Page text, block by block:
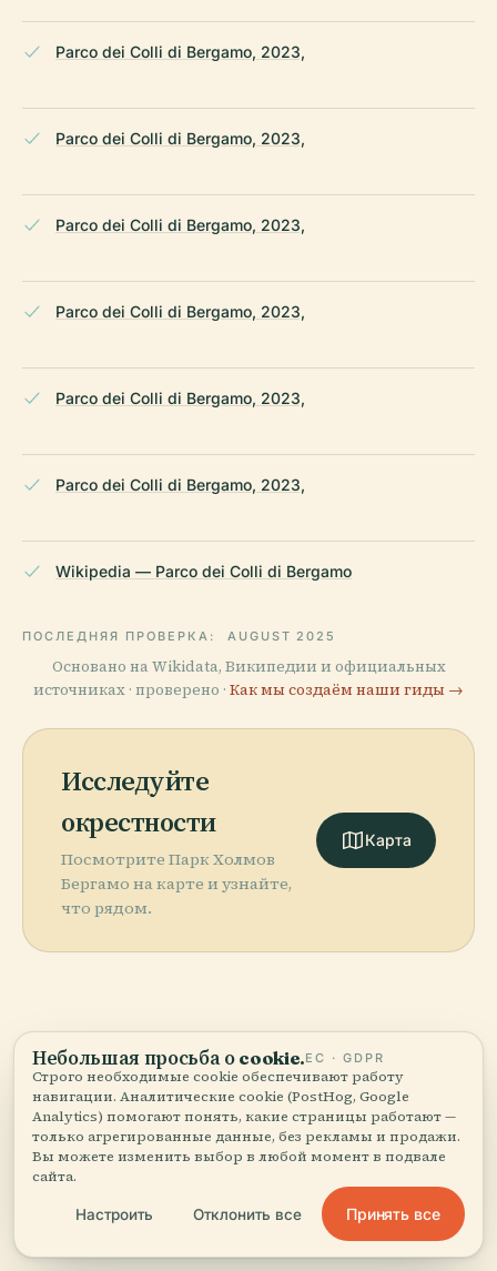
Parco dei Colli di Bergamo, 2023,
Parco dei Colli di Bergamo, 2023,
Parco dei Colli di Bergamo, 2023,
Parco dei Colli di Bergamo, 2023,
Parco dei Colli di Bergamo, 2023,
Parco dei Colli di Bergamo, 2023,
Wikipedia — Parco dei Colli di Bergamo
ПОСЛЕДНЯЯ ПРОВЕРКА: AUGUST 2025
Основано на Wikidata, Википедии и официальных
источниках · проверено · Как мы создаём наши гиды →
Исследуйте
окрестности
Посмотрите Парк Холмов
Бергамо на карте и узнайте,
что рядом.
Карта
More inБергамо.
56 мест, чтобы открыть — некоторые стоит
соединить вместе.
PLACE
Сотто-Иль-
Монте-
Джованни-Xxiii
PLACE
Порта Сан-
Джакомо
PLACE
Бергамо
PLACE
Вертова
Небольшая просьба о cookie.ЕС · GDPR
Строго необходимые cookie обеспечивают работу
навигации. Аналитические cookie (PostHog, Google
Analytics) помогают понять, какие страницы работают —
только агрегированные данные, без рекламы и продажи.
Вы можете изменить выбор в любой момент в подвале
сайта.
Настроить Отклонить все Принять все